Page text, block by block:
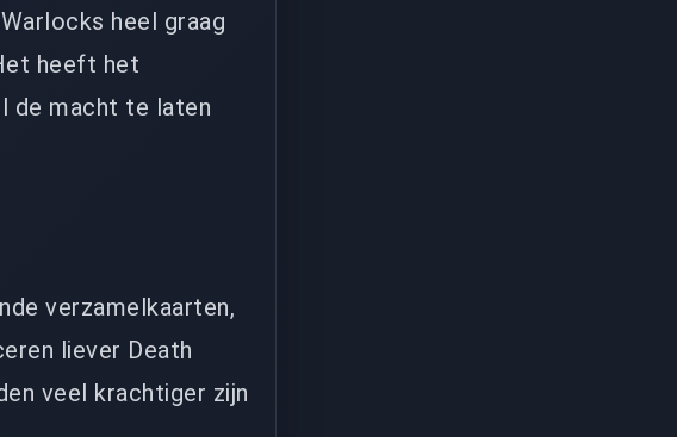
heel graag
heeft het
de macht te laten
verzamelkaarten,
liever Death
veel krachtiger zijn